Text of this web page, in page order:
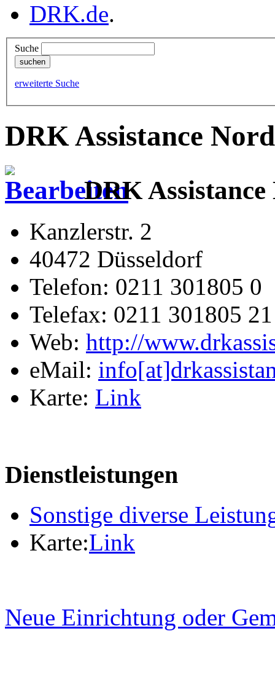
DRK.de.
Suche
erweiterte Suche
DRK Assistance
DRK
Kanzlerstr. 2
40472 Düsseldorf
Telefon: 0211 301805 0
Telefax: 0211 301805 21
Web: http://
eMail:
Karte: Link
Dienstleistungen
Sonstige diverse
Karte:Link
Neue Einrichtung oder